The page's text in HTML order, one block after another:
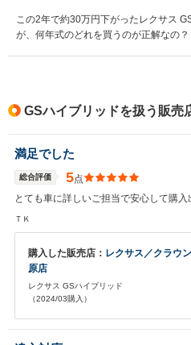
この2年で約30万円下がったレクサス
が、何年式のどれを買うのが正解なの？
GSハイブリッドを扱う販売
満足でした
総合評価 5点
とても車に詳しいご担当で安心して購入
ＴＫ
購入した販売店： レクサス／クラウ
原店
レクサス GSハイブリッド
（2024/03購入）